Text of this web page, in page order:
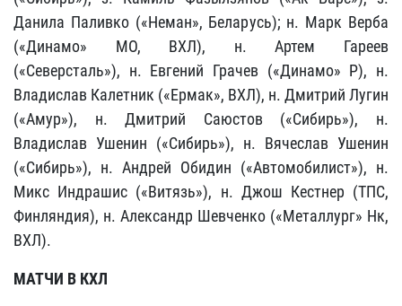
Данила Паливко («Неман», Беларусь); н. Марк Верба
(«Динамо» МО, ВХЛ), н. Артем Гареев
(«Северсталь»), н. Евгений Грачев («Динамо» Р), н.
Владислав Калетник («Ермак», ВХЛ), н. Дмитрий Лугин
(«Амур»), н. Дмитрий Саюстов («Сибирь»), н.
Владислав Ушенин («Сибирь»), н. Вячеслав Ушенин
(«Сибирь»), н. Андрей Обидин («Автомобилист»), н.
Микс Индрашис («Витязь»), н. Джош Кестнер (ТПС,
Финляндия), н. Александр Шевченко («Металлург» Нк,
ВХЛ).
МАТЧИ В КХЛ